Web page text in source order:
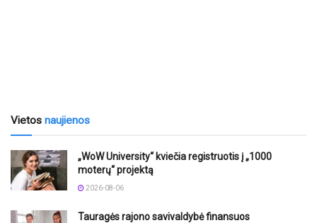
Vietos naujienos
„WoW University“ kviečia registruotis į „1000
moterų“ projektą
2026-08-06
Tauragės rajono savivaldybė finansuos